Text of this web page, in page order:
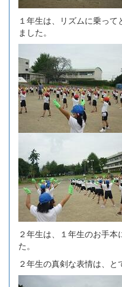
１年生は、リズムに乗っ
ました。
２年生は、１年生のお手
た。
２年生の真剣な表情は、と